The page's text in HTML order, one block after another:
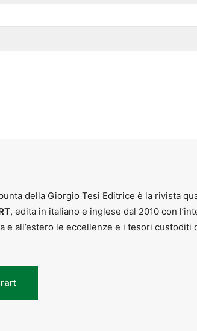
della Giorgio Tesi Editrice è la rivista
, edita in italiano e inglese dal 2010 con
e all’estero le eccellenze e i tesori custoditi